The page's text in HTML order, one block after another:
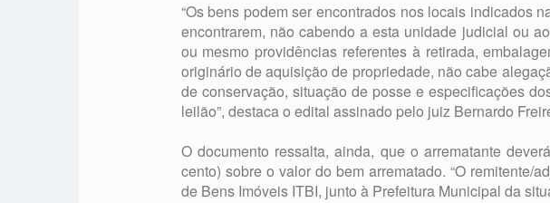
“Os bens podem ser encontrados nos locais indicados
encontrarem, não cabendo a esta unidade judicial ou
ou mesmo providências referentes à retirada,
originário de aquisição de propriedade, não cabe
de conservação, situação de posse e especificações
leilão”, destaca o edital assinado pelo juiz Bernardo
O documento ressalta, ainda, que o arrematante
cento) sobre o valor do bem arrematado. “O remitente/
de Bens Imóveis ITBI, junto à Prefeitura Municipal da